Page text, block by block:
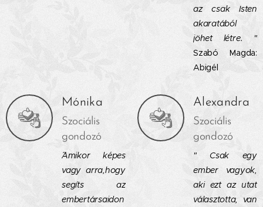
az csak Isten
akaratából
jöhet létre. "
Szabó Magda:
Abigél
Mónika
Szociális
gondozó
˝Amikor képes
vagy arra,hogy
segíts az
embertársaidon
Alexandra
Szociális
gondozó
" Csak egy
ember vagyok,
aki ezt az utat
választotta, van